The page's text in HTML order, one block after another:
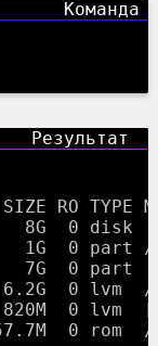
RO TYPE
0 disk
0 part /
7G  0 part
0 lvm  /
0 lvm